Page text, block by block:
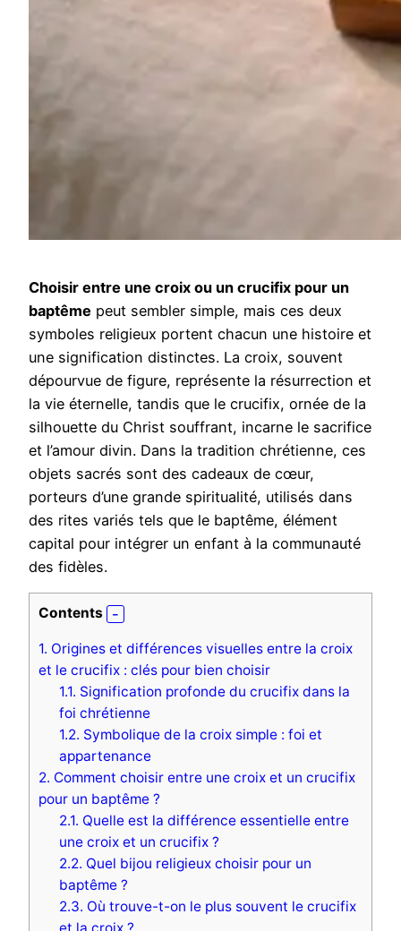
Choisir entre une croix ou un crucifix pour un
baptême peut sembler simple, mais ces deux
symboles religieux portent chacun une histoire et
une signification distinctes. La croix, souvent
dépourvue de figure, représente la résurrection et
la vie éternelle, tandis que le crucifix, ornée de la
silhouette du Christ souffrant, incarne le sacrifice
et l’amour divin. Dans la tradition chrétienne, ces
objets sacrés sont des cadeaux de cœur,
porteurs d’une grande spiritualité, utilisés dans
des rites variés tels que le baptême, élément
capital pour intégrer un enfant à la communauté
des fidèles.
Contents
1. Origines et différences visuelles entre la croix
et le crucifix : clés pour bien choisir
1.1. Signification profonde du crucifix dans la
foi chrétienne
1.2. Symbolique de la croix simple : foi et
appartenance
2. Comment choisir entre une croix et un crucifix
pour un baptême ?
2.1. Quelle est la différence essentielle entre
une croix et un crucifix ?
2.2. Quel bijou religieux choisir pour un
baptême ?
2.3. Où trouve-t-on le plus souvent le crucifix
et la croix ?